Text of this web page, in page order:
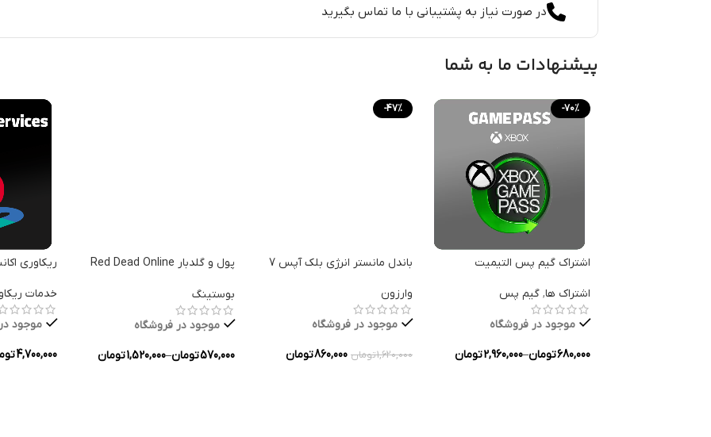
در صورت نیاز به پشتیبانی با ما تماس بگیرید
پیشنهادات ما به شما
-70%
اشتراک گیم پس التیمیت
اشتراک ها, گیم پس
موجود در فروشگاه
680,000تومان–
2,960,000تومان
-47%
باندل مانستر انرژی بلک آپس 7
وارزون
موجود در فروشگاه
1,620,000تومان 860,000تومان
پول و گلدبار Red Dead Online
بوستینگ
موجود در فروشگاه
570,000تومان–
1,520,000تومان
ریکاوری
خدمات
موجود
4,700,000